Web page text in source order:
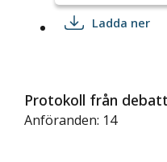
Ladda ner
Protokoll från
Anföranden: 14